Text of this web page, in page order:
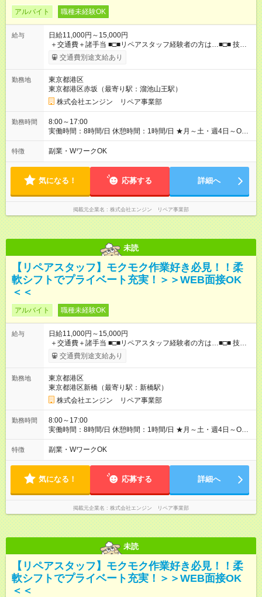
アルバイト 職種未経験OK
給与
日給11,000円～15,000円
＋交通費＋諸手当 ■□■リペアスタッフ経験者の方は…■□■ 技術
チェック後に日給を決定します！ ・現場数に応じて『日給が1.2
倍』！ ・その他手当により『1.5倍』になることも…！ ・その他
交通費規定支給 ◆残業手当あり ◆子供手当あり ◆宿泊手当あり
(2，000円/1日) ※宿泊を伴う現場の場合 ◆先輩スタッフの給与例
﹋﹋﹋﹋﹋﹋﹋﹋﹋﹋﹋ ・週5日勤務Aさん ＞＞日給11，000円
×20勤務 ＞＞月収22万円＋諸手当 【試用期間】試用期間あり 試
用期間の長さ：6ヶ月 ※ 雇用形態と給与に、本採用時と異なる部
分があります。 雇用形態：本採用時と同じです。 給与：日
円 121勤務目から日給1万1，000円～ となります。
::::: ::::: ::::: ::::: ::::: ::::::
交通費別途支給あり
勤務地
東京都港区
東京都港区赤坂（最寄り駅：溜池山王駅）
株式会社エンジン リペア事業部
勤務時間
8:00～17:00
実働時間：8時間/日 休憩時間：1時間/日 ★月～土・週4日～OK
★週5日入れる方大歓迎！※日時相談OK ★時期により連休取得も
可能！ ＼毎月希望シフト提出で働きやすい！／ 毎月20日までに
OK
特徴 副業・WワークOK
気になる！ 応募する 詳細へ
掲載元企業名 株式会社エンジン リペア事業部
未読
【リペアスタッフ】モクモク作業好き必見！！柔
軟シフトでプライベート充実！＞＞WEB面接OK
＜＜
アルバイト 職種未経験OK
給与
日給11,000円～15,000円
＋交通費＋諸手当 ■□■リペアスタッフ経験者の方は…■□■ 技術
チェック後に日給を決定します！ ・現場数に応じて『日給が1.2
倍』！ ・その他手当により『1.5倍』になることも…！ ・その他
交通費規定支給 ◆残業手当あり ◆子供手当あり ◆宿泊手当あり
(2，000円/1日) ※宿泊を伴う現場の場合 ◆先輩スタッフの給与例
﹋﹋﹋﹋﹋﹋﹋﹋﹋﹋﹋ ・週5日勤務Aさん ＞＞日給11，000円
×20勤務 ＞＞月収22万円＋諸手当 【試用期間】試用期間あり 試
用期間の長さ：6ヶ月 ※ 雇用形態と給与に、本採用時と異なる部
分があります。 雇用形態：本採用時と同じです。 給与：日
円 121勤務目から日給1万1，000円～ となります。
::::: ::::: ::::: ::::: ::::: ::::::
交通費別途支給あり
勤務地
東京都港区
東京都港区新橋（最寄り駅：新橋駅）
株式会社エンジン リペア事業部
勤務時間
8:00～17:00
実働時間：8時間/日 休憩時間：1時間/日 ★月～土・週4日～OK
★週5日入れる方大歓迎！※日時相談OK ★時期により連休取得も
可能！ ＼毎月希望シフト提出で働きやすい！／ 毎月20日までに
OK
特徴 副業・WワークOK
気になる！ 応募する 詳細へ
掲載元企業名 株式会社エンジン リペア事業部
未読
【リペアスタッフ】モクモク作業好き必見！！柔
軟シフトでプライベート充実！＞＞WEB面接OK
＜＜